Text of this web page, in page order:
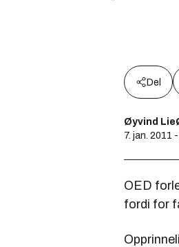
Del
Øyvind
7. jan. 2011
OED
fordi for